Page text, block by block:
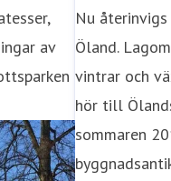
av
Nu
Öland.
vintrar och
hör till
sommaren